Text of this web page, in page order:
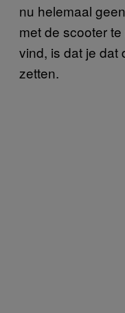
nu helemaal
met de scooter
vind, is dat je dat
zetten.